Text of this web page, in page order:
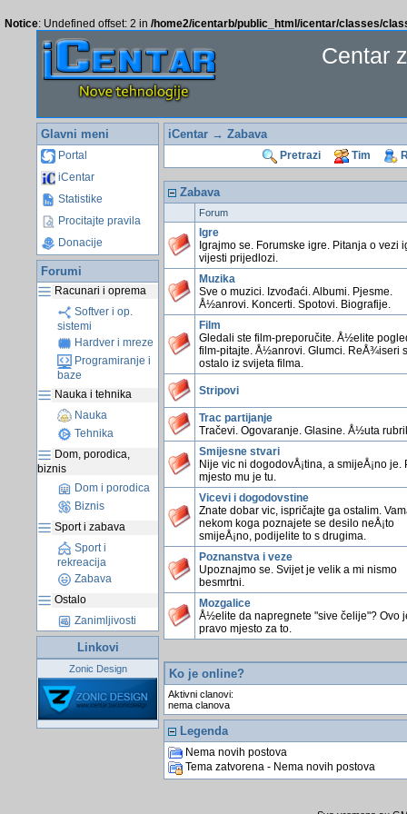
Notice: Undefined offset: 2 in /home2/icentarb/public_html/icentar/classes/
Centar
Glavni meni
Portal
iCentar
Statistike
Procitajte pravila
Donacije
Forumi
Racunari i oprema
Softver i op.
sistemi
Hardver i mreze
Programiranje i
baze
Nauka i tehnika
Nauka
Tehnika
Dom, porodica,
biznis
Dom i porodica
Biznis
Sport i zabava
Sport i
rekreacija
Zabava
Ostalo
Zanimljivosti
Linkovi
Zonic Design
iCentar→ Zabava
Pretrazi Tim
Zabava
Forum
Igre
Igrajmo se. Forumske igre. Pitanja o vezi
vijesti prijedlozi.
Muzika
Sve o muzici. Izvođaći. Albumi. Pjesme.
Å½anrovi. Koncerti. Spotovi. Biografije.
Film
Gledali ste film-preporučite. Å½elite
film-pitajte. Å½anrovi. Glumci. ReÅ¾iseri
ostalo iz svijeta filma.
Stripovi
Trac partijanje
Tračevi. Ogovaranje. Glasine. Å½uta
Smijesne stvari
Nije vic ni dogodovÅ¡tina, a smijeÅ¡no je.
mjesto mu je tu.
Vicevi i dogodovstine
Znate dobar vic, ispričajte ga ostalim.
nekom koga poznajete se desilo neÅ¡to
smijeÅ¡no, podijelite to s drugima.
Poznanstva i veze
Upoznajmo se. Svijet je velik a mi nismo
besmrtni.
Mozgalice
Å½elite da napregnete "sive čelije"? Ovo
pravo mjesto za to.
Ko je online?
Aktivni clanovi:
nema clanova
Legenda
Nema novih postova
Tema zatvorena - Nema novih postova